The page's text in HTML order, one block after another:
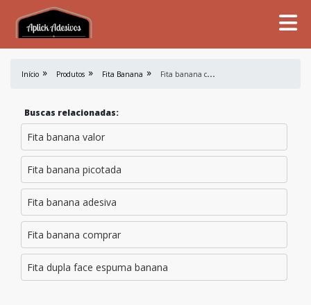
Início Produtos Fita Banana F
ita banana comprar
Buscas relacionadas:
Fita banana valor
Fita banana picotada
Fita banana adesiva
Fita banana comprar
Fita dupla face espuma banana